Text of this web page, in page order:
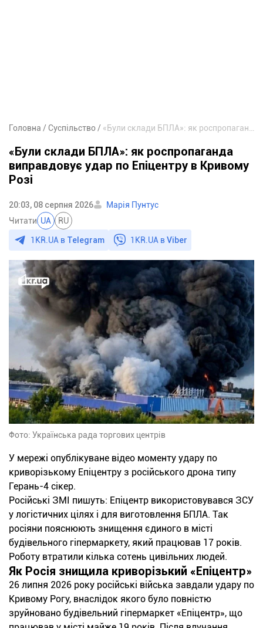
Головна Суспільство
«Були склади БПЛА»: як роспропаганда
виправдовує удар по Епіцентру в Кривому
Розі
20:03, 08 серпня 2026
Марія Пунтус
Читати UA RU
1KR.UA в Telegram 1KR.UA вViber
Фото: Українська рада торгових центрів
У мережі опублікуване відео моменту удару по
криворізькому Епіцентру з російського дрона типу
Герань-4 сікер.
Російські ЗМІ пишуть: Епіцентр використовувався ЗСУ
у логістичних цілях і для виготовлення БПЛА. Так
росіяни пояснюють знищення єдиного в місті
будівельного гіпермаркету, який працював 17 років.
Роботу втратили кілька сотень цивільних людей.
Як Росія знищила криворізький «Епіцентр»
26 липня 2026 року російські війська завдали удару по
Кривому Рогу, внаслідок якого було повністю
зруйновано будівельний гіпермаркет «Епіцентр», що